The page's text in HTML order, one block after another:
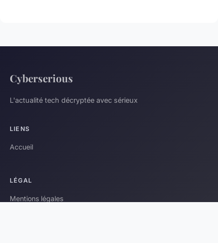
Cyberserious
L'actualité tech décryptée avec sérieux
LIENS
Accueil
LÉGAL
Mentions légales